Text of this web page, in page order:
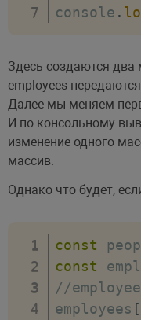
console .
Здесь создаются
employees
Далее мы меняем
И по консольному
изменение одного
массив.
Однако что будет,
const
const
//
employees [